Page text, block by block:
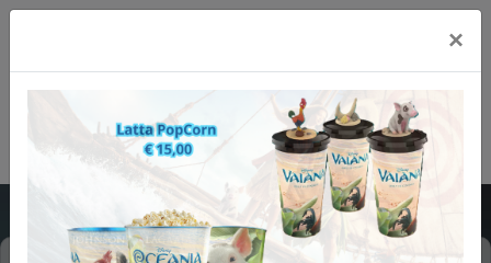
×